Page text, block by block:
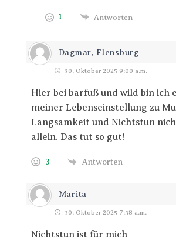
1 Antworten
Dagmar, Flensburg
30. Oktober 2025 9:00 a.m.
Hier bei barfuß und wild bin ich
meiner Lebenseinstellung zu
Langsamkeit und Nichtstun
allein. Das tut so gut!
3 Antworten
Marita
30. Oktober 2025 7:38 a.m.
Nichtstun ist für mich